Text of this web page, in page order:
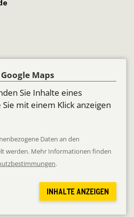
Maps
Sie Inhalte eines
mit einem Klick anzeigen
Daten an den
werden. Mehr Informationen finden
.
INHALTE ANZEIGEN